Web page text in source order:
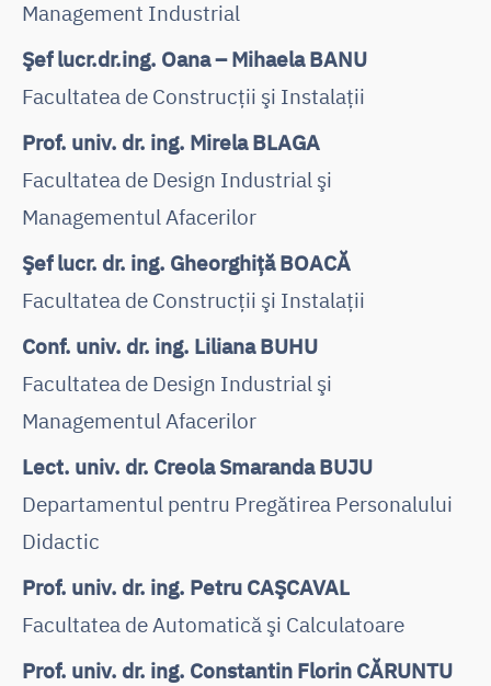
Management Industrial
Şef lucr.dr.ing. Oana – Mihaela BANU
Facultatea de Construcţii şi Instalaţii
Prof. univ. dr. ing. Mirela BLAGA
Facultatea de Design Industrial şi
Managementul Afacerilor
Şef lucr. dr. ing. Gheorghiţă BOACĂ
Facultatea de Construcţii şi Instalaţii
Conf. univ. dr. ing. Liliana BUHU
Facultatea de Design Industrial şi
Managementul Afacerilor
Lect. univ. dr. Creola Smaranda BUJU
Departamentul pentru Pregătirea Personalului
Didactic
Prof. univ. dr. ing. Petru CAŞCAVAL
Facultatea de Automatică şi Calculatoare
Prof. univ. dr. ing. Constantin Florin CĂRUNTU